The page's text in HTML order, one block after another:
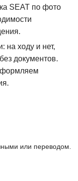
SEAT по фото
на ходу и нет,
документов.
или переводом.